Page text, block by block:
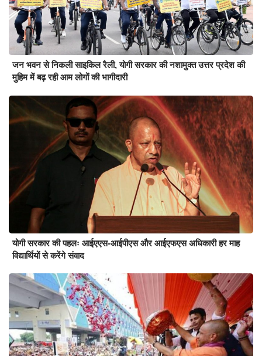
जन भवन से निकली साइकिल रैली, योगी सरकार की नशामुक्त उत्तर प्रदेश की
मुहिम में बढ़ रही आम लोगों की भागीदारी
योगी सरकार की पहलः आईएएस-आईपीएस और आईएफएस अधिकारी हर माह
विद्यार्थियों से करेंगे संवाद